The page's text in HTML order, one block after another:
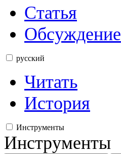
Статья
Обсуждение
русский
Читать
История
Инструменты
Инструменты